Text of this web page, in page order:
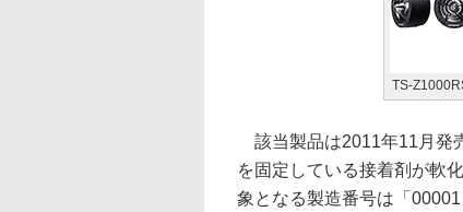
TS-
該当製品は2011年11月発
を固定している接着剤が軟
象となる製造番号は「